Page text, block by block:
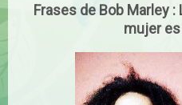
Frases de Bob Marley
mujer